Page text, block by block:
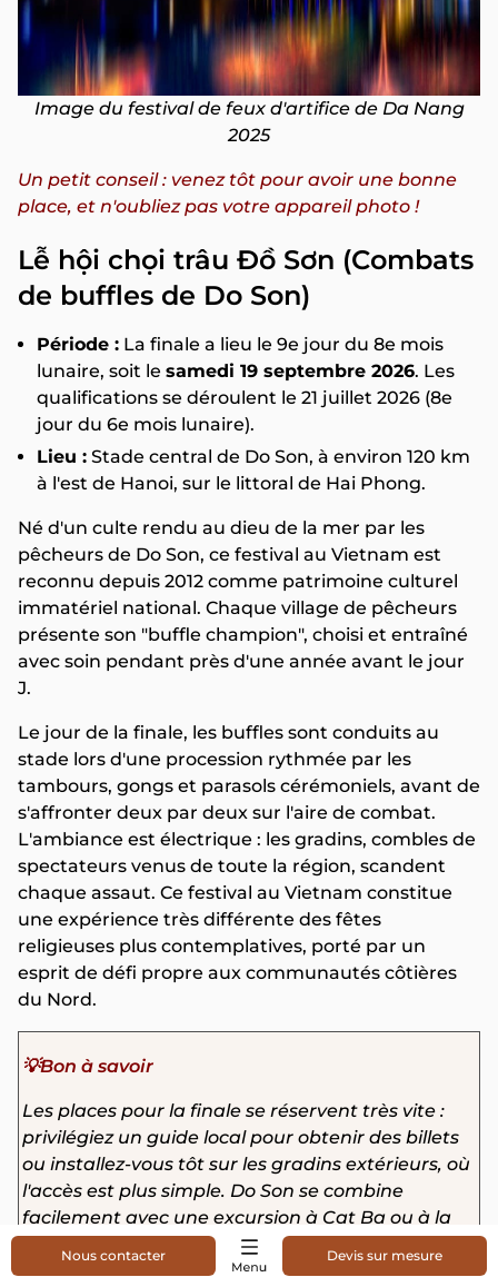
Image du festival de feux d'artifice de Da Nang
2025
Un petit conseil : venez tôt pour avoir une bonne
place, et n'oubliez pas votre appareil photo !
Lễ hội chọi trâu Đồ Sơn (Combats
de buffles de Do Son)
Période : La finale a lieu le 9e jour du 8e mois
lunaire, soit le samedi 19 septembre 2026. Les
qualifications se déroulent le 21 juillet 2026 (8e
jour du 6e mois lunaire).
Lieu : Stade central de Do Son, à environ 120 km
à l'est de Hanoi, sur le littoral de Hai Phong.
Né d'un culte rendu au dieu de la mer par les
pêcheurs de Do Son, ce festival au Vietnam est
reconnu depuis 2012 comme patrimoine culturel
immatériel national. Chaque village de pêcheurs
présente son "buffle champion", choisi et entraîné
avec soin pendant près d'une année avant le jour
J.
Le jour de la finale, les buffles sont conduits au
stade lors d'une procession rythmée par les
tambours, gongs et parasols cérémoniels, avant de
s'affronter deux par deux sur l'aire de combat.
L'ambiance est électrique : les gradins, combles de
spectateurs venus de toute la région, scandent
chaque assaut. Ce festival au Vietnam constitue
une expérience très différente des fêtes
religieuses plus contemplatives, porté par un
esprit de défi propre aux communautés côtières
du Nord.
💡Bon à savoir
Les places pour la finale se réservent très vite :
privilégiez un guide local pour obtenir des billets
ou installez-vous tôt sur les gradins extérieurs, où
l'accès est plus simple. Do Son se combine
facilement avec une excursion à Cat Ba ou à la
baie d'Halong, à moins de deux heures de route.
Nous contacter Devis sur mesure